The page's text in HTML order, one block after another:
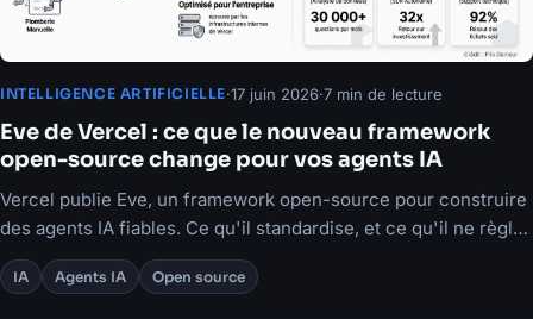
INTELLIGENCE ARTIFICIELLE·17 juin 2026·7 min de lecture
Eve de Vercel : ce que le nouveau framework
open-source change pour vos agents IA
Vercel publie Eve, un framework open-source pour construire
des agents IA fiables. Ce qu'il standardise, et ce qu'il ne règle
pas pour votre organisation.
IA Agents IA Open source